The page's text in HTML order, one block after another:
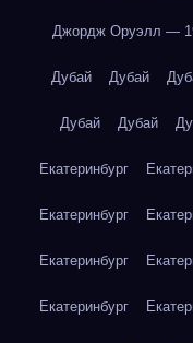
Джордж Оруэлл —
Дубай Дубай
Дубай Дубай
Екатеринбург
Екатеринбург
Екатеринбург
Екатеринбург